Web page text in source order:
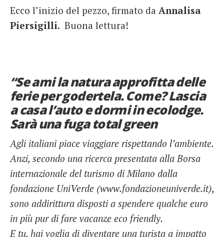
Ecco l’inizio del pezzo, firmato da Annalisa
Piersigilli. Buona lettura!
“Se ami la natura approfitta delle
ferie per godertela. Come? Lascia
a casa l’auto e dormi in ecolodge.
Sarà una fuga total green
Agli italiani piace viaggiare rispettando l’ambiente.
Anzi, secondo una ricerca presentata alla Borsa
internazionale del turismo di Milano dalla
fondazione UniVerde (www.fondazioneuniverde.it),
sono addirittura disposti a spendere qualche euro
in più pur di fare vacanze eco friendly.
E tu, hai voglia di diventare una turista a impatto